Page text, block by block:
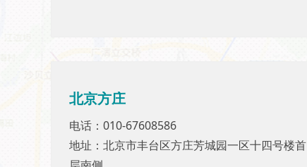
北京方庄
电话：010-67608586
地址：北京市丰台区方庄芳城园一区十四号楼首
北京方庄
电话：010-67608586
地址：北京市丰台区方庄芳城园一区十四号楼首